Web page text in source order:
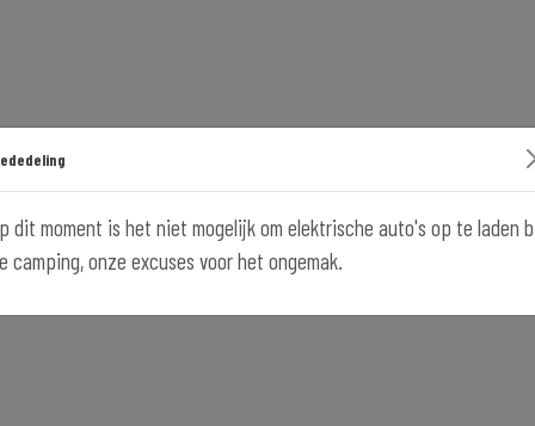
dit moment is het niet mogelijk om elektrische auto's op te laden
camping, onze excuses voor het ongemak.